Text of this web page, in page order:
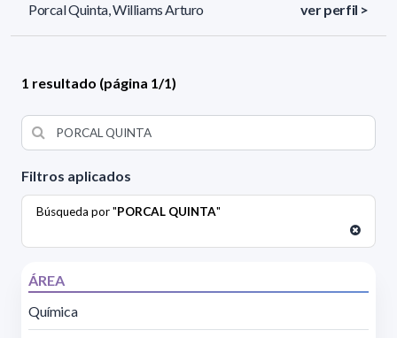
Filtros aplicados
Búsqueda por "PORCAL QUINTA"
ÁREA
Química
Porcal Quinta, Williams Arturo ver perfil >
1 resultado (página 1/1)